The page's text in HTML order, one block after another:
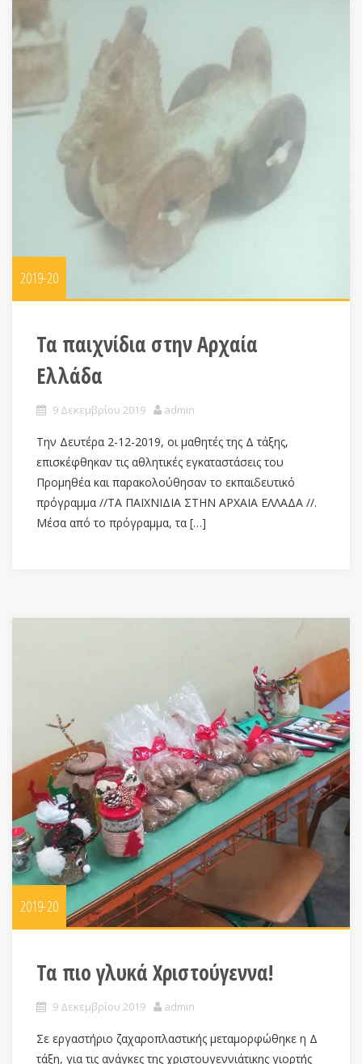
2019-20
Τα παιχνίδια στην Αρχαία
Ελλάδα
9 Δεκεμβρίου 2019 admin
Την Δευτέρα 2-12-2019, οι μαθητές της Δ τάξης,
επισκέφθηκαν τις αθλητικές εγκαταστάσεις του
Προμηθέα και παρακολούθησαν το εκπαιδευτικό
πρόγραμμα //ΤΑ ΠΑΙΧΝΙΔΙΑ ΣΤΗΝ ΑΡΧΑΙΑ ΕΛΛΑΔΑ //.
Μέσα από το πρόγραμμα, τα […]
2019-20
Τα πιο γλυκά Χριστούγεννα!
9 Δεκεμβρίου 2019 admin
Σε εργαστήριο ζαχαροπλαστικής μεταμορφώθηκε η Δ
τάξη, για τις ανάγκες της χριστουγεννιάτικης γιορτής